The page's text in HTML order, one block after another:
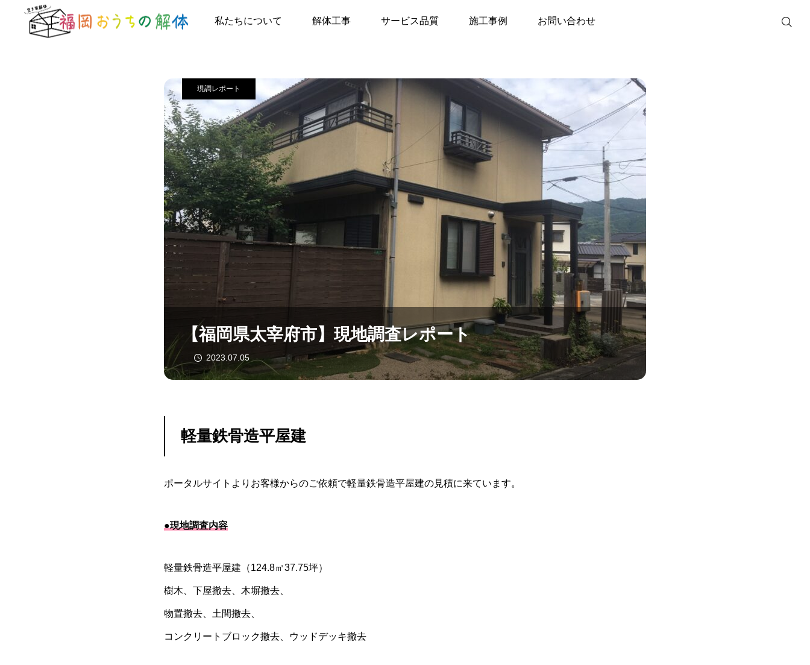
私たちについて 解体工事 サービス品質 施工事例 お問い合わせ
施工事例 現調レポート 【福岡県太宰府市】現地調査レポート
【福岡県太宰府市】現地調査レポート
2023.07.05
現調レポート
軽量鉄骨造平屋建
ポータルサイトよりお客様からのご依頼で軽量鉄骨造平屋建の見積に来ています。
●現地調査内容
軽量鉄骨造平屋建（124.8㎡37.75坪）
樹木、下屋撤去、木塀撤去、
物置撤去、土間撤去、
コンクリートブロック撤去、ウッドデッキ撤去